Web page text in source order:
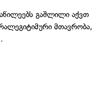
გაშლილი აქვთ
მთავრობა,